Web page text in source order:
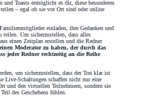
Toasts ermöglicht es dir, diese besonderen
– egal ob sie vor Ort sind oder online
einladen, ihre Gedanken und
teilen. Um sicherzustellen, dass alles
einen Zeitplan erstellen und die Redner
Moderator zu haben, der durch das
jeder Redner rechtzeitig an die Reihe
um sicherzustellen, dass der Ton klar ist
Live-Schaltungen schaffen nicht nur eine
und den virtuellen Teilnehmern, sondern sie
des Geschehens fühlen.